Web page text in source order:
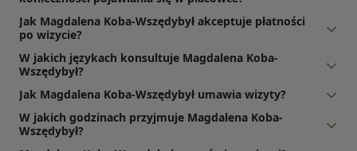
Jak Magdalena Koba-Wszędybył akceptuje płatności
po wizycie?
W jakich językach konsultuje Magdalena Koba-
Wszędybył?
Jak Magdalena Koba-Wszędybył umawia wizyty?
W jakich godzinach przyjmuje Magdalena Koba-
Wszędybył?